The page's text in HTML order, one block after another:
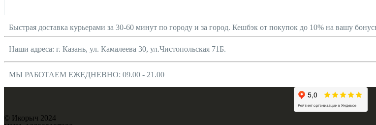
Быстрая доставка курьерами за 30-60 минут по городу и за город. Кешбэк от покупок до 10% на вашу
Наши адреса: г. Казань, ул. Камалеева 30, ул.Чистопольская 71Б.
МЫ РАБОТАЕМ ЕЖЕДНЕВНО: 09.00 - 21.00
© Икорыч 2024